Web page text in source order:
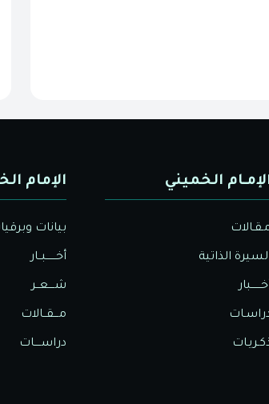
الخميني
الذاتية
الإمام
بيانات
أخــــــبــار
شــــعــر
مـــقــالات
دراســــات